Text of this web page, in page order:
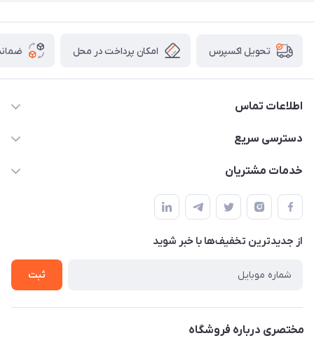
تحویل اکسپرس امکان پرداخت در محل
اطلاعات تماس
09332394024-09120346631
دسترسی سریع
حساب کاربری
لیست محصولات
درباره ما
خدمات مشتریان
قوانین و مقررات
حریم خصوصی
راهنما
از جدید‌ترین تخفیف‌ها با‌ خبر شوید
ثبت
مختصری درباره فروشگاه